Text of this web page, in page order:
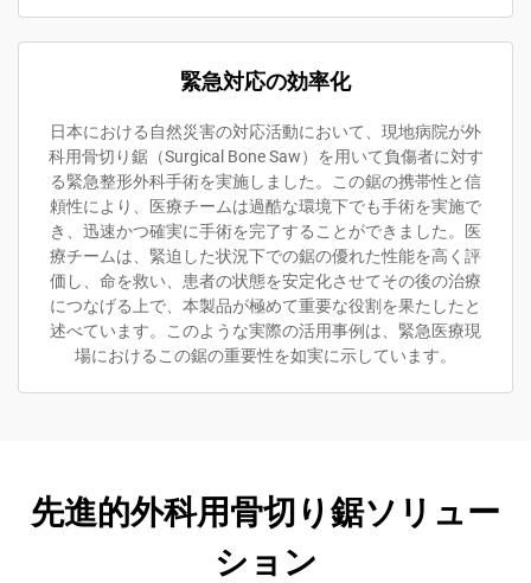
緊急対応の効率化
日本における自然災害の対応活動において、現地病院が外
科用骨切り鋸（Surgical Bone Saw）を用いて負傷者に対す
る緊急整形外科手術を実施しました。この鋸の携帯性と信
頼性により、医療チームは過酷な環境下でも手術を実施で
き、迅速かつ確実に手術を完了することができました。医
療チームは、緊迫した状況下での鋸の優れた性能を高く評
価し、命を救い、患者の状態を安定化させてその後の治療
につなげる上で、本製品が極めて重要な役割を果たしたと
述べています。このような実際の活用事例は、緊急医療現
場におけるこの鋸の重要性を如実に示しています。
先進的外科用骨切り鋸ソリュー
ション